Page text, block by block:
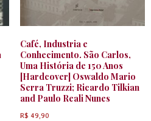
Café, Industria e
Conhecimento. São Carlos,
Uma História de 150 Anos
[Hardcover] Oswaldo Mario
Serra Truzzi; Ricardo Tilkian
and Paulo Reali Nunes
R$ 49,90